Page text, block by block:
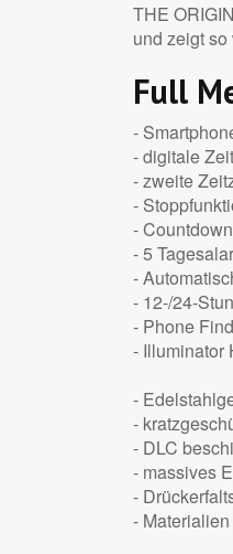
THE
und zeigt
Full
-
- digitale
- zweite
-
-
- 5
-
- 12-/24-
- Phone
- Illuminator
-
-
- DLC
- massives
-
-